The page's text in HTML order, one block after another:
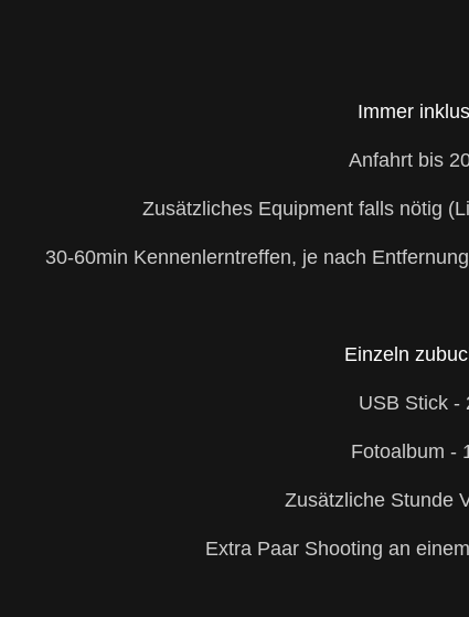
Immer
Anfahrt bis
Zusätzliches Equipment falls nötig
30-60min Kennenlerntreffen, je nach
Einzeln
USB Stick -
Fotoalbum -
Zusätzliche Stunde
Extra Paar Shooting an